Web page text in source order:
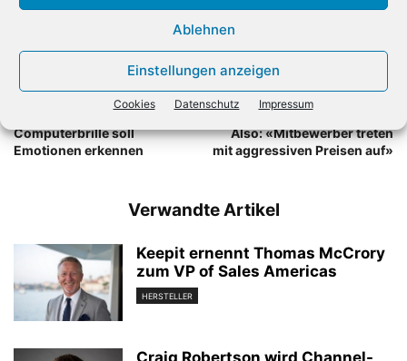
Ablehnen
Einstellungen anzeigen
Cookies Datenschutz Impressum
Computerbrille soll
Emotionen erkennen
Nächster Artikel
Also: «Mitbewerber treten
mit aggressiven Preisen auf»
Verwandte Artikel
Keepit ernennt Thomas McCrory
zum VP of Sales Americas
HERSTELLER
Craig Robertson wird Channel-